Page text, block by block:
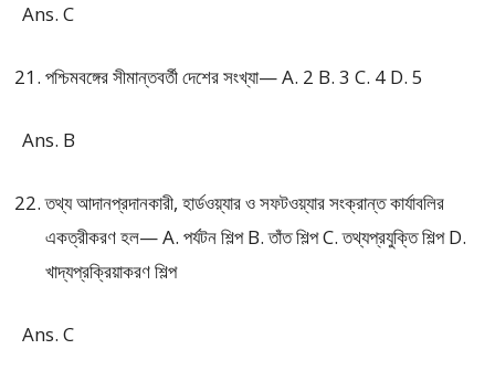
Ans. C
পশ্চিমবঙ্গের সীমান্তবর্তী দেশের সংখ্যা— A. 2 B. 3 C. 4 D. 5
Ans. B
তথ্য আদানপ্রদানকারী, হার্ডওয়্যার ও সফটওয়্যার সংক্রান্ত কার্যাবলির
একত্রীকরণ হল— A. পর্যটন শিল্প B. তাঁত শিল্প C. তথ্যপ্রযুক্তি শিল্প D.
খাদ্যপ্রক্রিয়াকরণ শিল্প
Ans. C